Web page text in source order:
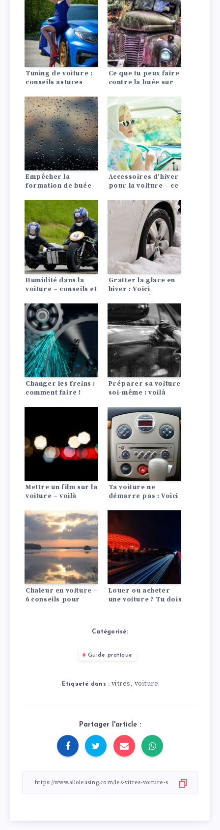
Tuning de voiture :
conseils astuces
Ce que tu peux faire
contre la buée sur
voiture
Empêcher la
formation de buée
voiture grâce à la
climatisation
Accessoires d’hiver
pour la voiture – ce
vraiment besoin
Humidité dans la
voiture – conseils et
déshumidifier la
voiture
Gratter la glace en
hiver : Voici
ta voiture !
Changer les freins :
comment faire !
Préparer sa voiture
soi-même : voilà
Mettre un film sur la
voiture – voilà
Ta voiture ne
démarre pas : Voici
plus fréquentes !
Chaleur en voiture –
6 conseils pour
Louer ou acheter
une voiture ? Tu dois
Catégorisé:
Guide pratique
Étiqueté dans : vitres, voiture
Partager l'article :